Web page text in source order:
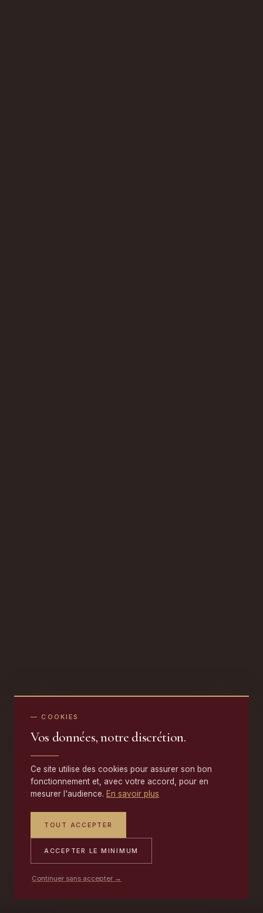
— COOKIES
Vos données, notre discrétion.
Ce site utilise des cookies pour assurer son bon
fonctionnement et, avec votre accord, pour en
mesurer l'audience. En savoir plus
TOUT ACCEPTER
ACCEPTER LE MINIMUM
Continuer sans accepter →